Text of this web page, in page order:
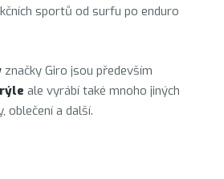
místa
Magazín JOY.BIKE
sportů od surfu po enduro
značky Giro jsou především
ale vyrábí také mnoho jiných
oblečení a další.